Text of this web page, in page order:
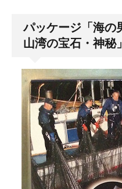
パッケージ「海の
山湾の宝石・神秘」